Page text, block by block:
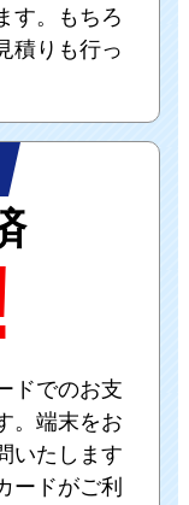
す。もちろ
積りも行っ
ドでのお支
。端末をお
いたします
ードがご利